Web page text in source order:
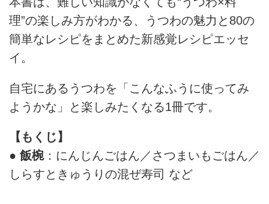
理”の楽しみ方がわかる、うつわの魅力と80の
簡単なレシピをまとめた新感覚レシピエッセ
イ。
自宅にあるうつわを「こんなふうに使ってみ
ようかな」と楽しみたくなる1冊です。
【もくじ】
● 飯椀：にんじんごはん／さつまいもごはん／
しらすときゅうりの混ぜ寿司 など